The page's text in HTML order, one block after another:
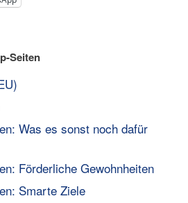
Seiten
Was es sonst noch dafür
Förderliche Gewohnheiten
Smarte Ziele